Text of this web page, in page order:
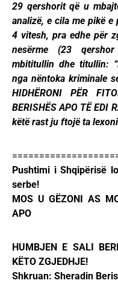
29 qershorit që u
analizë, e cila me pikë
4 vitesh, pra edhe për
nesërme (23
mbititullin dhe titullin:
nga nëntoka kriminale
HIDHËRONI PËR
BERISHËS APO TË EDI
këtë rast ju ftojë ta
Pushtimi i Shqipërisë
serbe!
MOS U GËZONI AS
APO
HUMBJEN E SALI
KËTO ZGJEDHJE!
Shkruan: Sheradin